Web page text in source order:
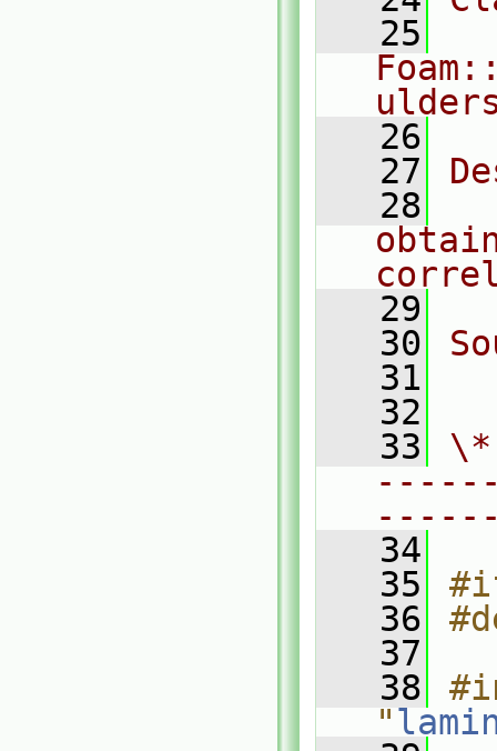
   25
   26
   27
   28
   29
   30
   31
   32
   33
   34
   35
   36
   37
   38
"